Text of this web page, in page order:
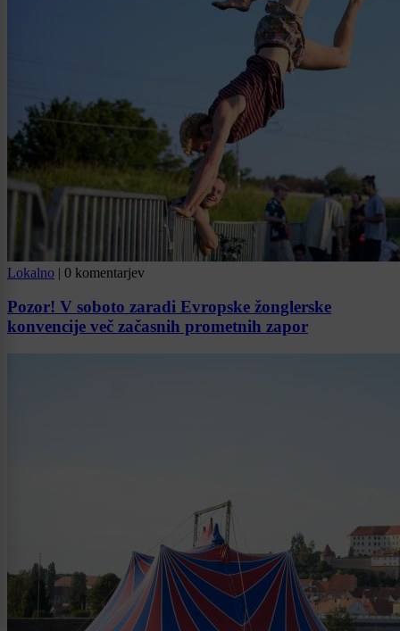
Lokalno | 0 komentarjev
Pozor! V soboto zaradi Evropske žonglerske
konvencije več začasnih prometnih zapor